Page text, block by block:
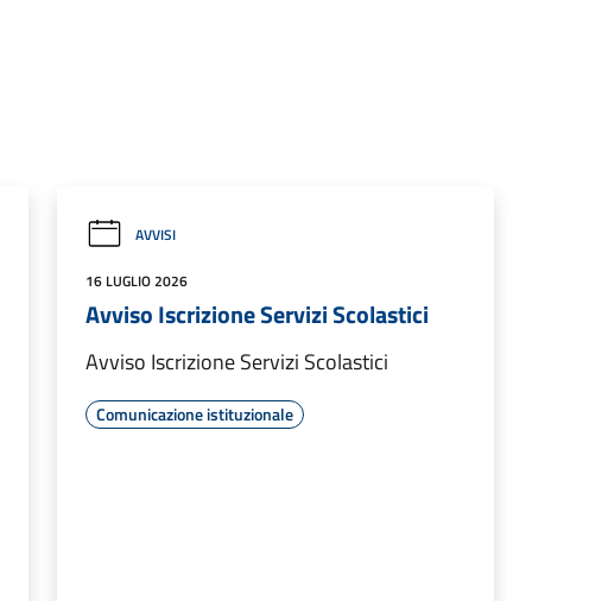
AVVISI
16 LUGLIO 2026
Avviso Iscrizione Servizi Scolastici
Avviso Iscrizione Servizi Scolastici
Comunicazione istituzionale